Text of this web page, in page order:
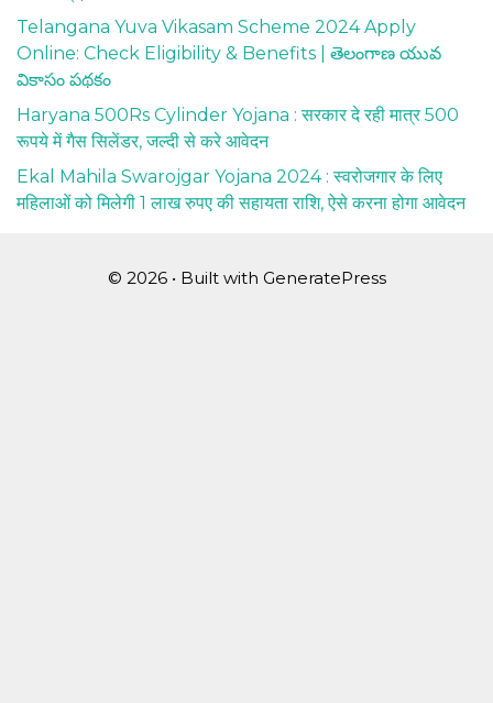
Telangana Yuva Vikasam Scheme 2024 Apply
Online: Check Eligibility & Benefits | తెలంగాణ యువ
వికాసం పథకం
Haryana 500Rs Cylinder Yojana : सरकार दे रही मात्र 500
रूपये में गैस सिलेंडर, जल्दी से करे आवेदन
Ekal Mahila Swarojgar Yojana 2024 : स्वरोजगार के लिए
महिलाओं को मिलेगी 1 लाख रुपए की सहायता राशि, ऐसे करना होगा आवेदन
© 2026 • Built with GeneratePress